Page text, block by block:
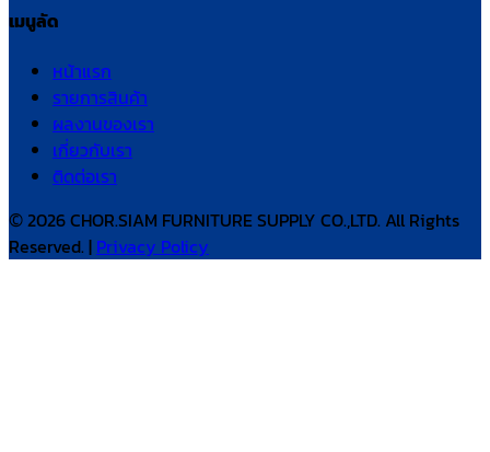
เมนูลัด
หน้าแรก
รายการสินค้า
ผลงานของเรา
เกี่ยวกับเรา
ติดต่อเรา
© 2026 CHOR.SIAM FURNITURE SUPPLY CO.,LTD. All Rights
Reserved. | Privacy Policy